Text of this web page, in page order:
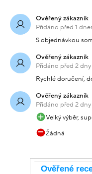
Ověřený zákazník
Přidáno před 1
S objednávkou
Ověřený zákazník
Přidáno před 2 dny
Rychlé doručení,
Ověřený zákazník
Přidáno před 2 dny
Velký výběr,
Žádná